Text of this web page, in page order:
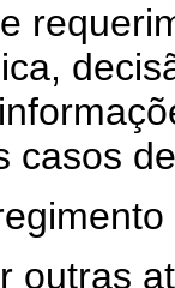
casos
outras